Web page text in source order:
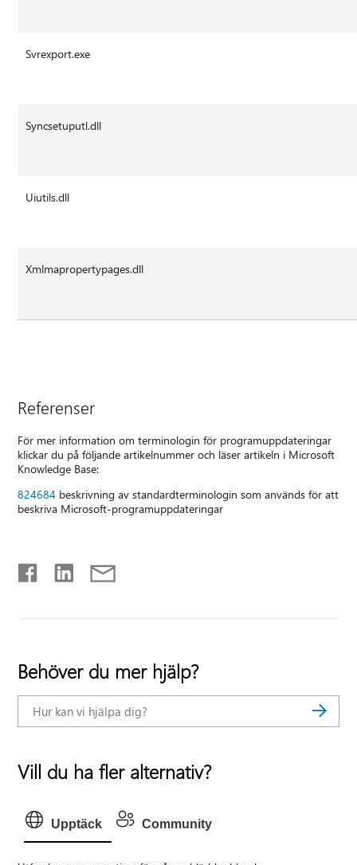
Svrexport.exe
Syncsetuputl.dll
Uiutils.dll
Xmlmapropertypages.dll
Referenser
För mer information om terminologin för programuppdateringar
klickar du på följande artikelnummer och läser artikeln i Microsoft
Knowledge Base:
824684 beskrivning av standardterminologin som används för att
beskriva Microsoft-programuppdateringar
Behöver du mer hjälp?
Vill du ha fler alternativ?
Upptäck Community